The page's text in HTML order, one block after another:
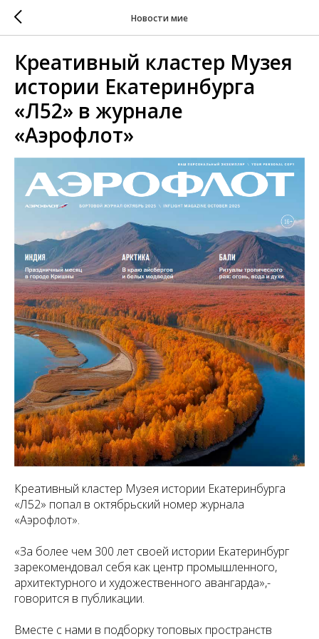
Новости мие
Креативный кластер Музея
истории Екатеринбурга
«Л52» в журнале
«Аэрофлот»
Креативный кластер Музея истории Екатеринбурга
«Л52» попал в октябрьский номер журнала
«Аэрофлот».
«За более чем 300 лет своей истории Екатеринбург
зарекомендовал себя как центр промышленного,
архитектурного и художественного авангарда»,-
говорится в публикации.
Вместе с нами в подборку топовых пространств